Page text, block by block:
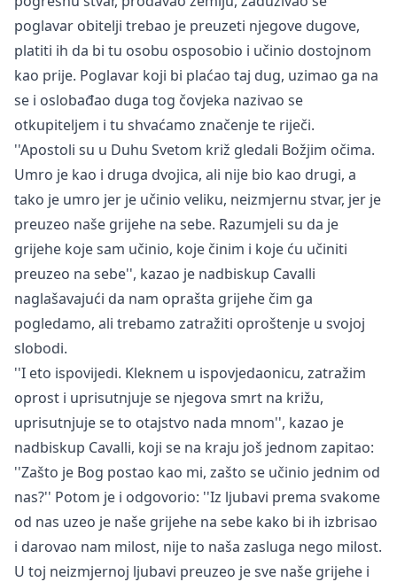
poglavar obitelji trebao je preuzeti njegove dugove,
platiti ih da bi tu osobu osposobio i učinio dostojnom
kao prije. Poglavar koji bi plaćao taj dug, uzimao ga na
se i oslobađao duga tog čovjeka nazivao se
otkupiteljem i tu shvaćamo značenje te riječi.
''Apostoli su u Duhu Svetom križ gledali Božjim očima.
Umro je kao i druga dvojica, ali nije bio kao drugi, a
tako je umro jer je učinio veliku, neizmjernu stvar, jer je
preuzeo naše grijehe na sebe. Razumjeli su da je
grijehe koje sam učinio, koje činim i koje ću učiniti
preuzeo na sebe'', kazao je nadbiskup Cavalli
naglašavajući da nam oprašta grijehe čim ga
pogledamo, ali trebamo zatražiti oproštenje u svojoj
slobodi.
''I eto ispovijedi. Kleknem u ispovjedaonicu, zatražim
oprost i uprisutnjuje se njegova smrt na križu,
uprisutnjuje se to otajstvo nada mnom'', kazao je
nadbiskup Cavalli, koji se na kraju još jednom zapitao:
''Zašto je Bog postao kao mi, zašto se učinio jednim od
nas?'' Potom je i odgovorio: ''Iz ljubavi prema svakome
od nas uzeo je naše grijehe na sebe kako bi ih izbrisao
i darovao nam milost, nije to naša zasluga nego milost.
U toj neizmjernoj ljubavi preuzeo je sve naše grijehe i